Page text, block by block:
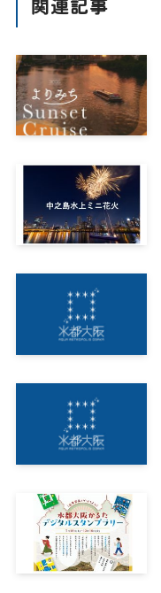
関連記事